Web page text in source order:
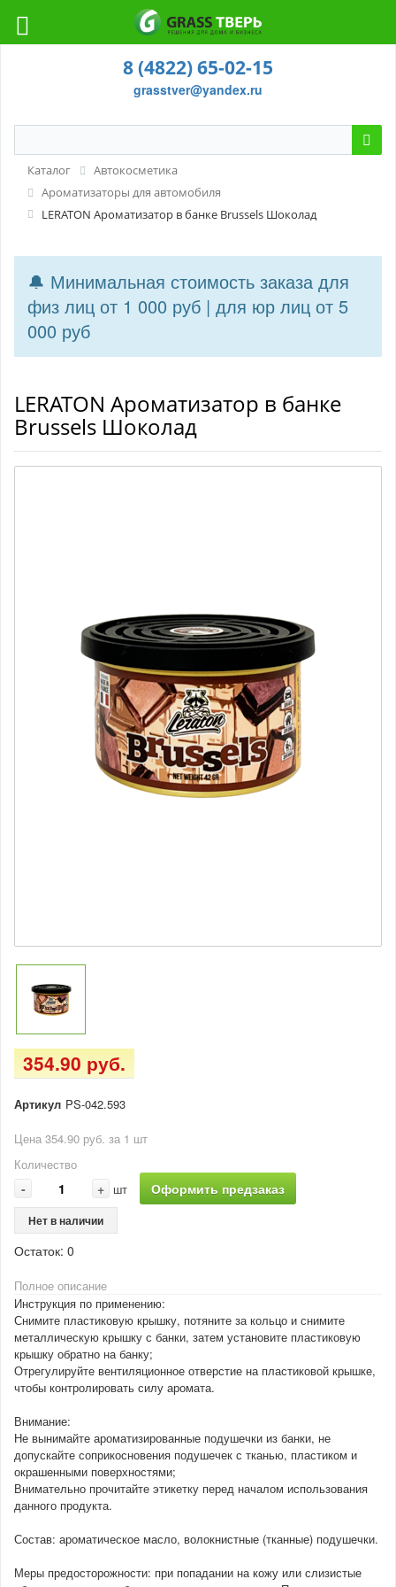
8 (4822) 65-02-15
grasstver@yandex.ru
Каталог
Автокосметика
Ароматизаторы для автомобиля
LERATON Ароматизатор в банке Brussels Шоколад
🔔 Минимальная стоимость заказа для
физ лиц от 1 000 руб | для юр лиц от 5
000 руб
LERATON Ароматизатор в банке
Brussels Шоколад
354.90 руб.
Артикул PS-042.593
Цена 354.90 руб. за 1 шт
Количество
- + шт Оформить предзаказ
Нет в наличии
Остаток: 0
Полное описание
Инструкция по применению:
Снимите пластиковую крышку, потяните за кольцо и снимите
металлическую крышку с банки, затем установите пластиковую
крышку обратно на банку;
Отрегулируйте вентиляционное отверстие на пластиковой крышке,
чтобы контролировать силу аромата.
Внимание:
Не вынимайте ароматизированные подушечки из банки, не
допускайте соприкосновения подушечек с тканью, пластиком и
окрашенными поверхностями;
Внимательно прочитайте этикетку перед началом использования
данного продукта.
Состав: ароматическое масло, волокнистные (тканные) подушечки.
Меры предосторожности: при попадании на кожу или слизистые